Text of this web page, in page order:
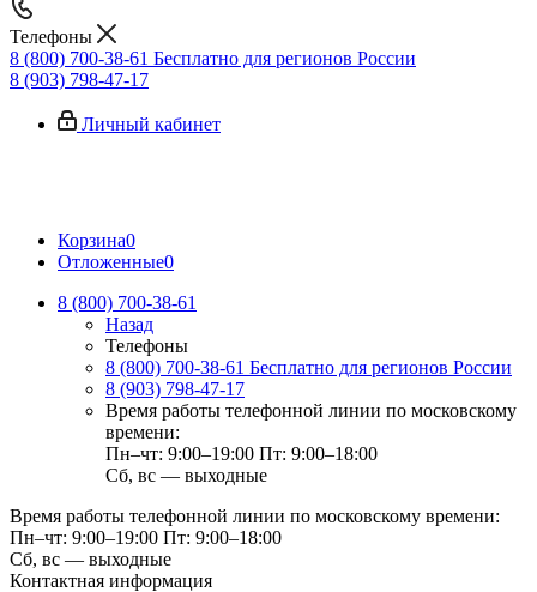
Телефоны
8 (800) 700-38-61 Бесплатно для регионов России
8 (903) 798-47-17
Личный кабинет
Корзина0
Отложенные0
8 (800) 700-38-61
Назад
Телефоны
8 (800) 700-38-61 Бесплатно для регионов России
8 (903) 798-47-17
Время работы телефонной линии по московскому
времени:
Пн–чт: 9:00–19:00 Пт: 9:00–18:00
Сб, вс — выходные
Время работы телефонной линии по московскому времени:
Пн–чт: 9:00–19:00 Пт: 9:00–18:00
Сб, вс — выходные
Контактная информация